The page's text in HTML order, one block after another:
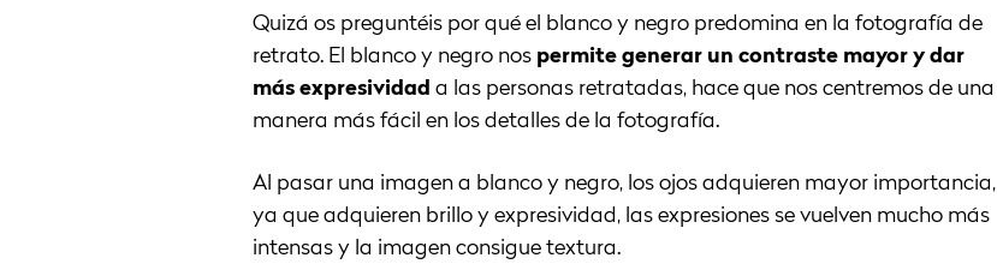
Quizá os preguntéis por qué el blanco y negro predomina en la fotografía de
retrato. El blanco y negro nos permite generar un contraste mayor y dar
más expresividad a las personas retratadas, hace que nos centremos de una
manera más fácil en los detalles de la fotografía.
Al pasar una imagen a blanco y negro, los ojos adquieren mayor importancia,
ya que adquieren brillo y expresividad, las expresiones se vuelven mucho más
intensas y la imagen consigue textura.